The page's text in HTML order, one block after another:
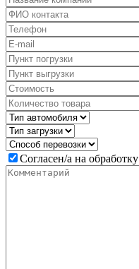
Cогласен/а на обработку